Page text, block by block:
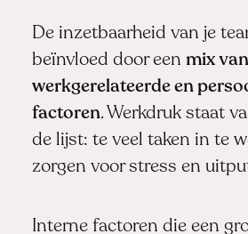
De inzetbaarheid van je
beïnvloed door een mix van
werkgerelateerde en
factoren. Werkdruk staat
de lijst: te veel taken in te
zorgen voor stress en
Interne factoren die een